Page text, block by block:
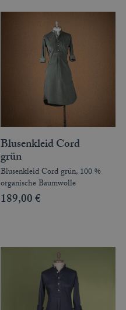
Blusenkleid Cord
grün
Blusenkleid Cord grün, 100 %
organische Baumwolle
189,00€